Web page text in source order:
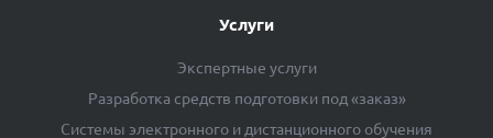
Услуги
Экспертные услуги
Разработка средств подготовки под «заказ»
Системы электронного и дистанционного обучения